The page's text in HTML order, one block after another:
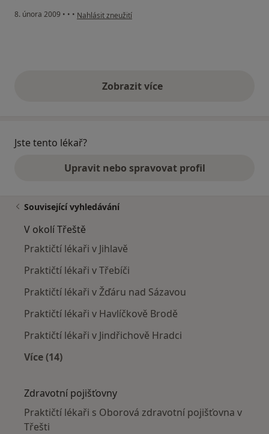
8. února 2009 • • • podle názoru uživatele Vlastimil Talpa
Nahlásit zneužití
Zobrazit vícevýše uvedené názory
Jste tento lékař?
Upravit nebo spravovat profil
Související vyhledávání
V okolí Třeště
Praktičtí lékaři v Jihlavě
Praktičtí lékaři v Třebíči
Praktičtí lékaři v Žďáru nad Sázavou
Praktičtí lékaři v Havlíčkově Brodě
Praktičtí lékaři v Jindřichově Hradci
Více (14)
Zdravotní pojišťovny
Praktičtí lékaři s Oborová zdravotní pojišťovna v
Třešti